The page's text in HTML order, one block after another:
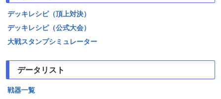
デッキレシピ（頂上対決）
デッキレシピ（公式大会）
大戦スタンプシミュレーター
データリスト
戦器一覧